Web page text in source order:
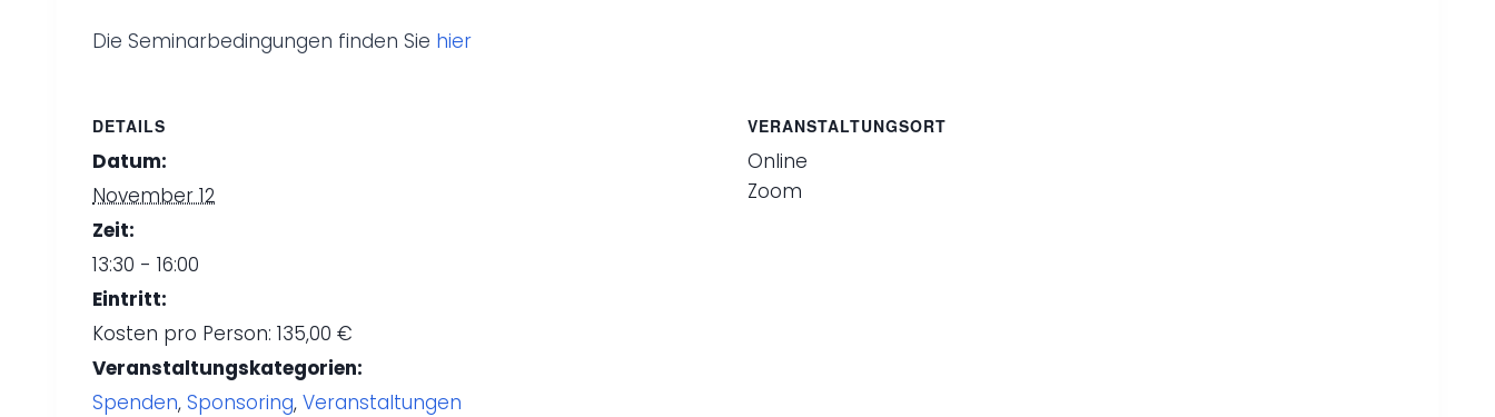
Die Seminarbedingungen finden Sie hier
DETAILS
Datum:
November 12
Zeit:
13:30 - 16:00
Eintritt:
Kosten pro Person: 135,00 €
Veranstaltungskategorien:
Spenden, Sponsoring, Veranstaltungen
VERANSTALTUNGSORT
Online
Zoom